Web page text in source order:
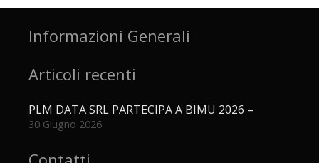
Informazioni Generali
Articoli recenti
PLM DATA SRL PARTECIPA A BIMU 2026 –
30 Giugno 2026